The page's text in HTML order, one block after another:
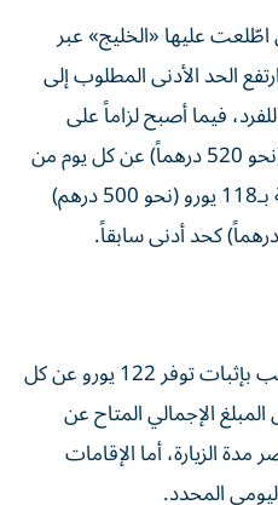
عليها «الخليج» عبر
الحد الأدنى المطلوب إلى
4670 درهماً) للفرد، فيما أصبح لزاماً على
المسافر إثبات توفر 122 يورو (نحو 520 درهماً) عن كل يوم من
أيام الإقامة المخطط لها، مقارنة بـ118 يورو (نحو 500 درهم)
وأكدت الوزارة أن المسافر مطالب بإثبات توفر 122 يورو عن كل
المبلغ الإجمالي المتاح عن
مدة الزيارة، أما الإقامات
المحدد.